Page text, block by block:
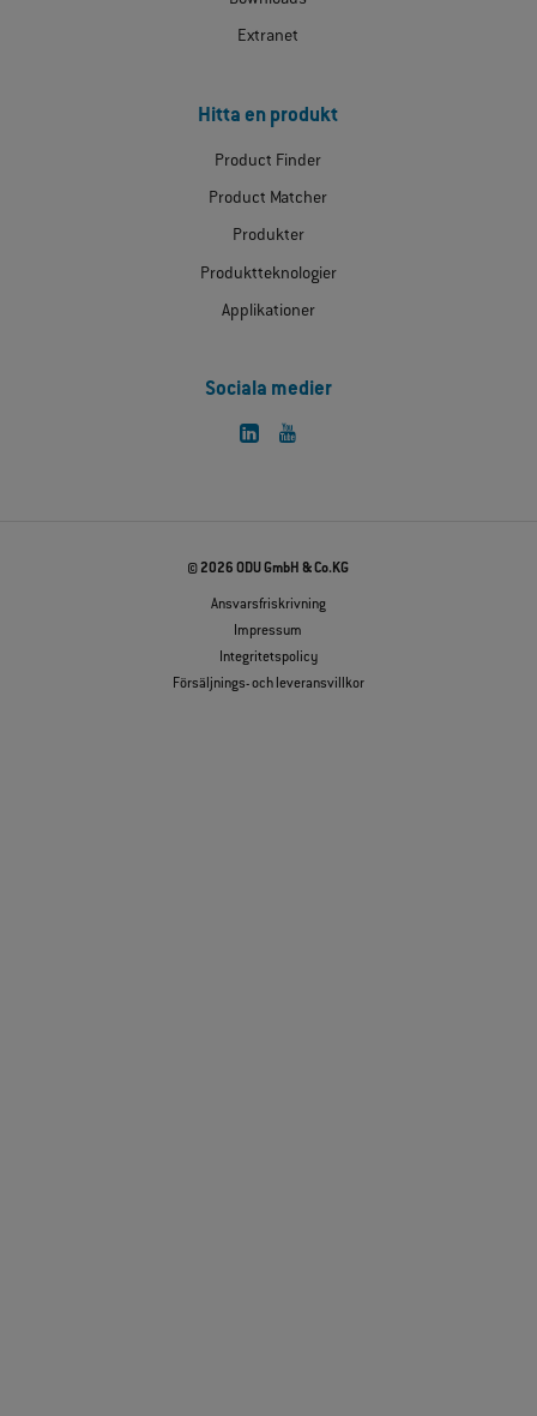
Extranet
Hitta en produkt
Product Finder
Product Matcher
Produkter
Produktteknologier
Applikationer
Sociala medier
© 2026 ODU GmbH & Co.KG
Ansvarsfriskrivning
Impressum
Integritetspolicy
Försäljnings- och leveransvillkor